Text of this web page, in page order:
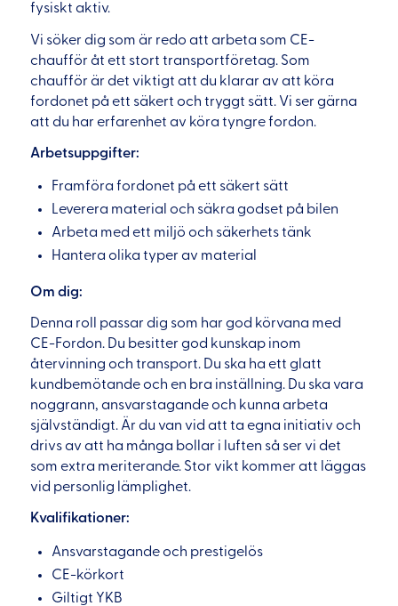
fysiskt aktiv.
Vi söker dig som är redo att arbeta som CE-
chaufför åt ett stort transportföretag. Som
chaufför är det viktigt att du klarar av att köra
fordonet på ett säkert och tryggt sätt. Vi ser gärna
att du har erfarenhet av köra tyngre fordon.
Arbetsuppgifter:
Framföra fordonet på ett säkert sätt
Leverera material och säkra godset på bilen
Arbeta med ett miljö och säkerhets tänk
Hantera olika typer av material
Om dig:
Denna roll passar dig som har god körvana med
CE-Fordon. Du besitter god kunskap inom
återvinning och transport. Du ska ha ett glatt
kundbemötande och en bra inställning. Du ska vara
noggrann, ansvarstagande och kunna arbeta
självständigt. Är du van vid att ta egna initiativ och
drivs av att ha många bollar i luften så ser vi det
som extra meriterande. Stor vikt kommer att läggas
vid personlig lämplighet.
Kvalifikationer:
Ansvarstagande och prestigelös
CE-körkort
Giltigt YKB